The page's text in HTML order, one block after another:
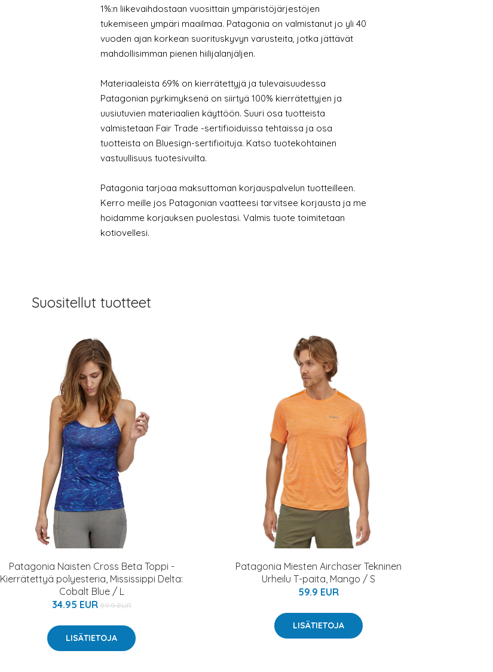
1%:n liikevaihdostaan vuosittain ympäristöjärjestöjen
tukemiseen ympäri maailmaa. Patagonia on valmistanut jo yli 40
vuoden ajan korkean suorituskyvyn varusteita, jotka jättävät
mahdollisimman pienen hiilijalanjäljen.
Materiaaleista 69% on kierrätettyjä ja tulevaisuudessa
Patagonian pyrkimyksenä on siirtyä 100% kierrätettyjen ja
uusiutuvien materiaalien käyttöön. Suuri osa tuotteista
valmistetaan Fair Trade -sertifioiduissa tehtaissa ja osa
tuotteista on Bluesign-sertifioituja. Katso tuotekohtainen
vastuullisuus tuotesivuilta.
Patagonia tarjoaa maksuttoman korjauspalvelun tuotteilleen.
Kerro meille jos Patagonian vaatteesi tarvitsee korjausta ja me
hoidamme korjauksen puolestasi. Valmis tuote toimitetaan
kotiovellesi.
Suositellut tuotteet
Patagonia Naisten Cross Beta Toppi -
Kierrätettyä polyesteria, Mississippi Delta:
Cobalt Blue / L
34.95 EUR 59.9 EUR
LISÄTIETOJA
Patagonia Miesten Airchaser Tekninen
Urheilu T-paita, Mango / S
59.9 EUR
LISÄTIETOJA